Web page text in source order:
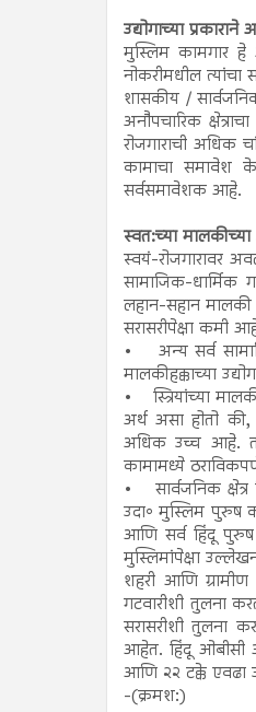
उद्योगाच्या
मुस्लिम कामगार हे
नोकरीमधील
शासकीय /
अनौपचारिक
रोजगाराची अधिक
कामाचा समावेश
सर्वसमावेशक आहे.
स्वत:च्या मालकीच्या
स्वयं-रोजगारावर
सामाजिक-धार्मिक
लहान-सहान मालकी
सरासरीपेक्षा कमी
• अन्य सर्व
मालकीहक्काच्या
• स्त्रियांच्या
अर्थ असा होतो की,
अधिक उच्च आहे.
कामामध्ये
• सार्वजनिक क्षेत्र
उदा॰ मुस्लिम पुरुष
आणि सर्व हिंदू पुरुष
मुस्लिमांपेक्षा
शहरी आणि ग्रामीण
गटवारीशी तुलना
सरासरीशी तुलना
आहेत. हिंदू ओबीसी
आणि २२ टक्के एवढा
-(क्रमश:)